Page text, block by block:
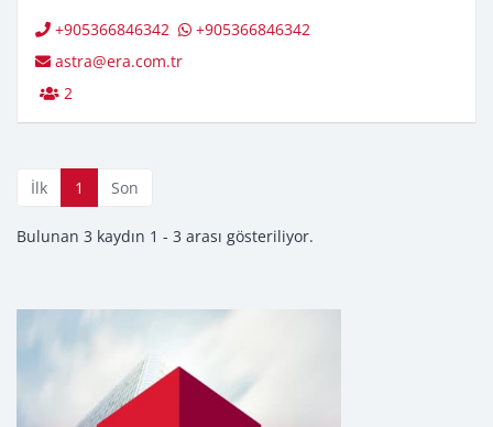
+905366846342
+905366846342
astra@era.com.tr
2
İlk 1 Son
Bulunan 3 kaydın 1 - 3 arası gösteriliyor.